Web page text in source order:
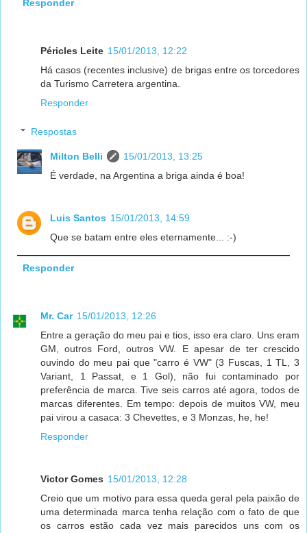
Responder
Péricles Leite 15/01/2013, 12:22
Há casos (recentes inclusive) de brigas entre os torcedores
da Turismo Carretera argentina.
Responder
Respostas
Milton Belli
15/01/2013, 13:25
É verdade, na Argentina a briga ainda é boa!
Luis Santos 15/01/2013, 14:59
Que se batam entre eles eternamente... :-)
Responder
Mr. Car 15/01/2013, 12:26
Entre a geração do meu pai e tios, isso era claro. Uns eram
GM, outros Ford, outros VW. E apesar de ter crescido
ouvindo do meu pai que "carro é VW" (3 Fuscas, 1 TL, 3
Variant, 1 Passat, e 1 Gol), não fui contaminado por
preferência de marca. Tive seis carros até agora, todos de
marcas diferentes. Em tempo: depois de muitos VW, meu
pai virou a casaca: 3 Chevettes, e 3 Monzas, he, he!
Responder
Victor Gomes 15/01/2013, 12:28
Creio que um motivo para essa queda geral pela paixão de
uma determinada marca tenha relação com o fato de que
os carros estão cada vez mais parecidos uns com os